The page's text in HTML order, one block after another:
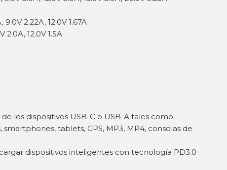
9.0V 2.22A, 12.0V 1.67A
2.0A, 12.0V 1.5A
los dispositivos USB-C o USB-A tales como
tablets, GPS, MP3, MP4, consolas de
dispositivos inteligentes con tecnología PD3.0